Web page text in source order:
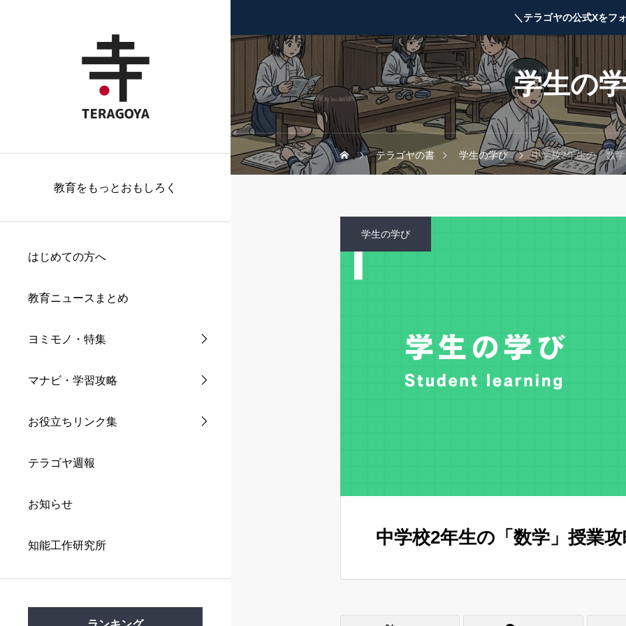
＼テラゴヤの公式Xをフ
教育をもっとおもしろく
はじめての方へ
教育ニュースまとめ
ヨミモノ・特集
マナビ・学習攻略
お役立ちリンク集
テラゴヤ週報
お知らせ
知能工作研究所
学生の
テラゴヤの書 学生の学び 中学校2年生の「数
学生の学び
中学校2年生の「数学」授業